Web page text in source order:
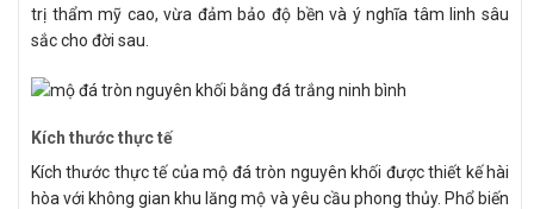
trị thẩm mỹ cao, vừa đảm bảo độ bền và ý nghĩa tâm linh sâu
sắc cho đời sau.
Kích thước thực tế
Kích thước thực tế của mộ đá tròn nguyên khối được thiết kế hài
hòa với không gian khu lăng mộ và yêu cầu phong thủy. Phổ biến